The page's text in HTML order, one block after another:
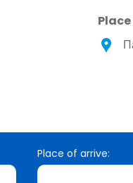
Place of arrive: